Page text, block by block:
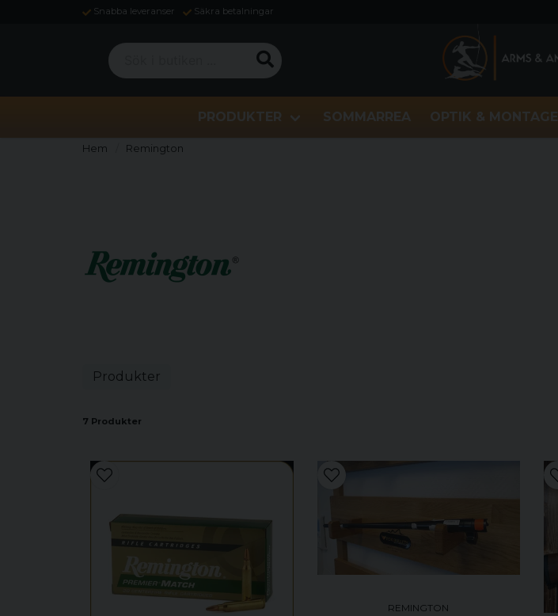
Snabba leveranser Säkra betalningar
Sök i butiken ...
PRODUKTER SOMMARREA OPTIK & MONTAGE
Hem Remington
Produkter
7 Produkter
REMINGTON